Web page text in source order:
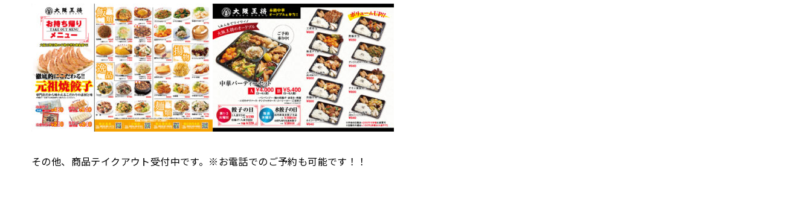
その他、商品テイクアウト受付中です。※お電話でのご予約も可能です！！